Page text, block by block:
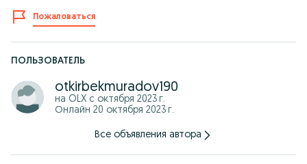
Пожаловаться
ПОЛЬЗОВАТЕЛЬ
otkirbekmuradov190
на OLX с октября 2023 г.
Онлайн 20 октября 2023 г.
Все объявления автора